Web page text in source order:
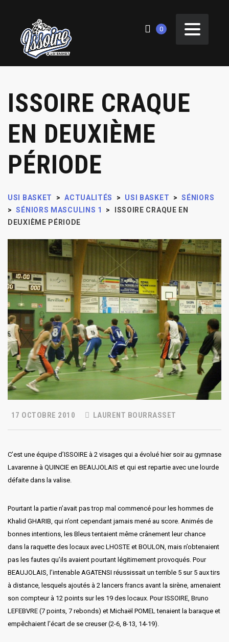
0
ISSOIRE CRAQUE
EN DEUXIÈME
PÉRIODE
USI BASKET > ACTUALITÉS > USI BASKET > SÉNIORS
> SÉNIORS MASCULINS 1 >
ISSOIRE CRAQUE EN
DEUXIÈME PÉRIODE
17 OCTOBRE 2010 LAURENT BOURRASSET
C’est une équipe d’ISSOIRE à 2 visages qui a évolué hier soir au gymnase
Lavarenne à QUINCIE en BEAUJOLAIS et qui est repartie avec une lourde
défaite dans la valise.
Pourtant la partie n’avait pas trop mal commencé pour les hommes de
Khalid GHARIB, qui n’ont cependant jamais mené au score. Animés de
bonnes intentions, les Bleus tentaient même crânement leur chance
dans la raquette des locaux avec LHOSTE et BOULON, mais n’obtenaient
pas les fautes qu’ils avaient pourtant légitimement provoqués. Pour
BEAUJOLAIS, l’intenable AGATENSI réussissait un terrible 5 sur 5 aux tirs
à distance, lesquels ajoutés à 2 lancers francs avant la sirène, amenaient
son compteur à 12 points sur les 19 des locaux. Pour ISSOIRE, Bruno
LEFEBVRE (7 points, 7 rebonds) et Michaël POMEL tenaient la baraque et
empêchaient l’écart de se creuser (2-6, 8-13, 14-19).